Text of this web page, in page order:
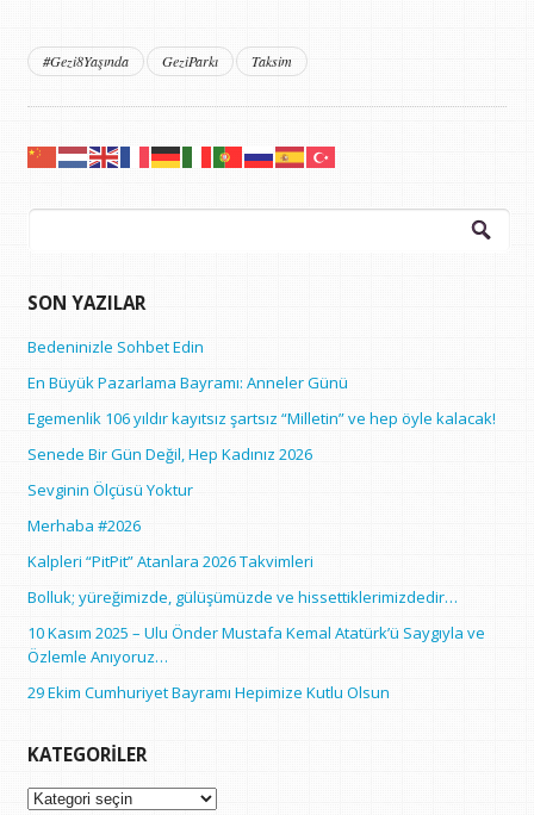
#Gezi8Yaşında GeziParkı Taksim
Arama:
SON YAZILAR
Bedeninizle Sohbet Edin
En Büyük Pazarlama Bayramı: Anneler Günü
Egemenlik 106 yıldır kayıtsız şartsız “Milletin” ve hep öyle kalacak!
Senede Bir Gün Değil, Hep Kadınız 2026
Sevginin Ölçüsü Yoktur
Merhaba #2026
Kalpleri “PitPit” Atanlara 2026 Takvimleri
Bolluk; yüreğimizde, gülüşümüzde ve hissettiklerimizdedir…
10 Kasım 2025 – Ulu Önder Mustafa Kemal Atatürk’ü Saygıyla ve
Özlemle Anıyoruz…
29 Ekim Cumhuriyet Bayramı Hepimize Kutlu Olsun
KATEGORILER
Kategoriler